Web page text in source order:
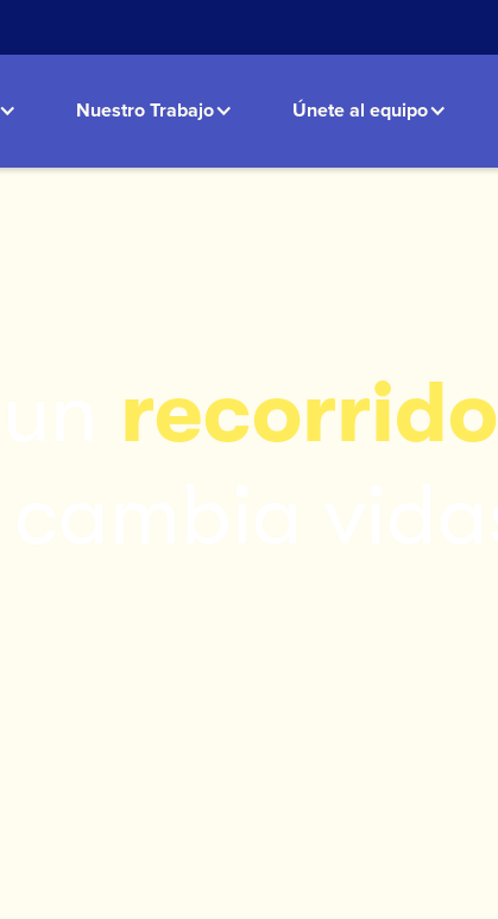
Nuestro Trabajo Únete al equipo
recorrido